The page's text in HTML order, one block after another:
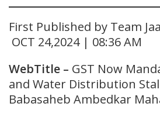
First Published by Team
OCT 24,2024 | 08:36 AM
WebTitle – GST Now
and Water Distribution
Babasaheb Ambedkar